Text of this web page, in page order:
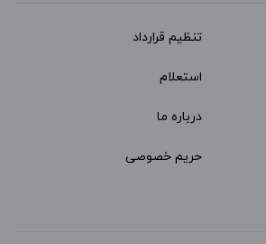
تنظیم قرارداد
استعلام
درباره ما
حریم خصوصی